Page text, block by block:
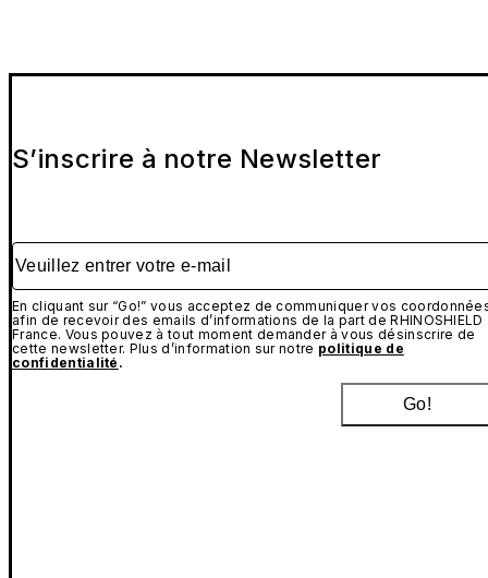
S’inscrire à notre Newsletter
Veuillez entrer votre e-mail
En cliquant sur “Go!” vous acceptez de communiquer vos
afin de recevoir des emails d’informations de la part de RHINOSHIELD
France. Vous pouvez à tout moment demander à vous désinscrire de
cette newsletter. Plus d’information sur notre politique de
confidentialité .
Go!